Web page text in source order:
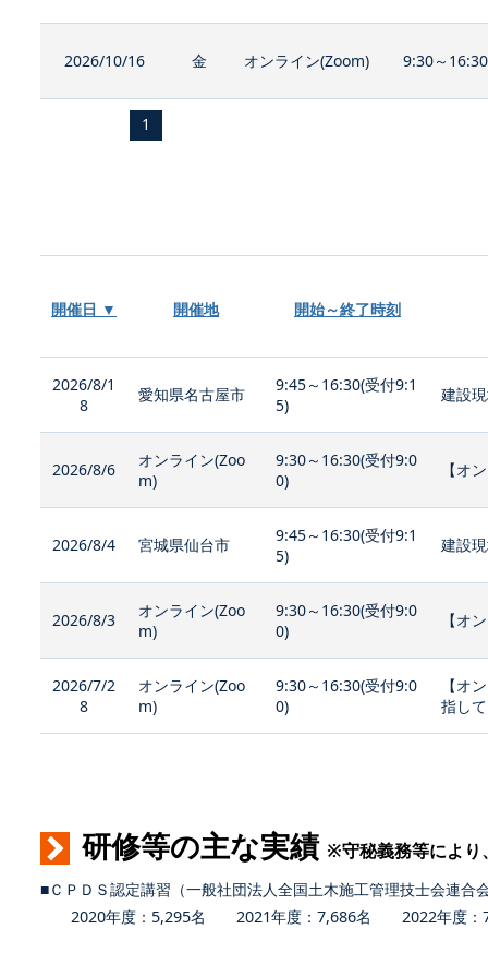
2026/10/16 金 オンライン(Zoom) 9:30～
1
開催日 ▼ 開催地 開始～終了時刻
2026/8/1
8
愛知県名古屋市
9:45～16:30(受付9:1
5)
建設
2026/8/6
オンライン(Zoo
m)
9:30～16:30(受付9:0
0)
【オ
2026/8/4 宮城県仙台市
9:45～16:30(受付9:1
5)
建設
2026/8/3
オンライン(Zoo
m)
9:30～16:30(受付9:0
0)
【オ
2026/7/2
8
オンライン(Zoo
m)
9:30～16:30(受付9:0
0)
【オ
指し
研修等の主な実績 ※守秘義務等により
■ＣＰＤＳ認定講習（一般社団法人全国土木施工管理技士会連合
2020年度：5,295名 2021年度：7,686名 2022年度